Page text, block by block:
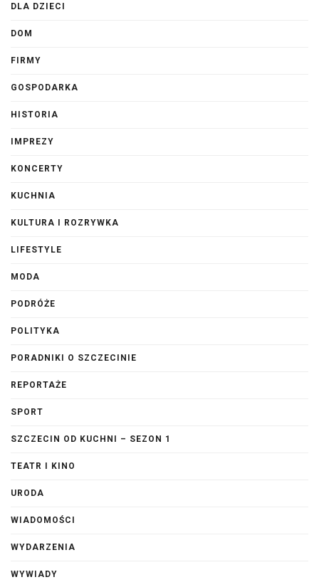
DLA DZIECI
DOM
FIRMY
GOSPODARKA
HISTORIA
IMPREZY
KONCERTY
KUCHNIA
KULTURA I ROZRYWKA
LIFESTYLE
MODA
PODRÓŻE
POLITYKA
PORADNIKI O SZCZECINIE
REPORTAŻE
SPORT
SZCZECIN OD KUCHNI – SEZON 1
TEATR I KINO
URODA
WIADOMOŚCI
WYDARZENIA
WYWIADY